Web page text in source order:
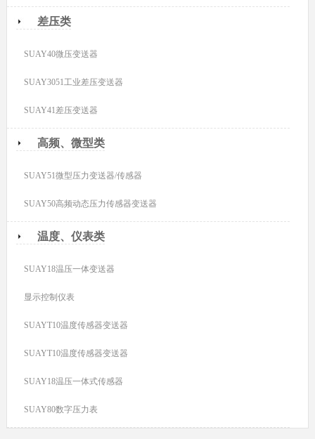
差压类
SUAY40微压变送器
SUAY3051工业差压变送器
SUAY41差压变送器
高频、微型类
SUAY51微型压力变送器/传感器
SUAY50高频动态压力传感器变送器
温度、仪表类
SUAY18温压一体变送器
显示控制仪表
SUAYT10温度传感器变送器
SUAYT10温度传感器变送器
SUAY18温压一体式传感器
SUAY80数字压力表